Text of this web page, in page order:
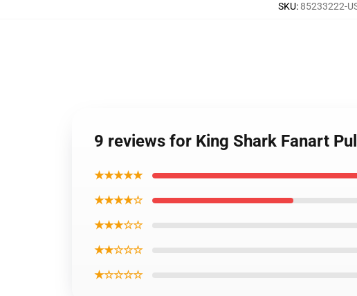
SKU:85233222-
9 reviews for King Shark Fanart
★★★★★
★★★★☆
★★★☆☆
★★☆☆☆
★☆☆☆☆